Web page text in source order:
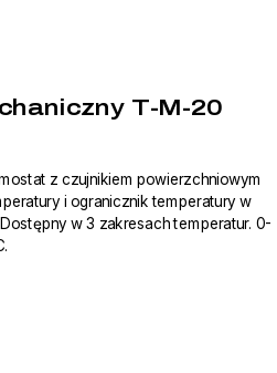
T-M-20
z czujnikiem powierzchniowym
i ogranicznik temperatury w
w 3 zakresach temperatur. 0-